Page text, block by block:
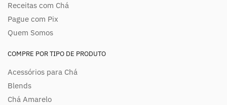
Receitas com Chá
Pague com Pix
Quem Somos
COMPRE POR TIPO DE PRODUTO
Acessórios para Chá
Blends
Chá Amarelo